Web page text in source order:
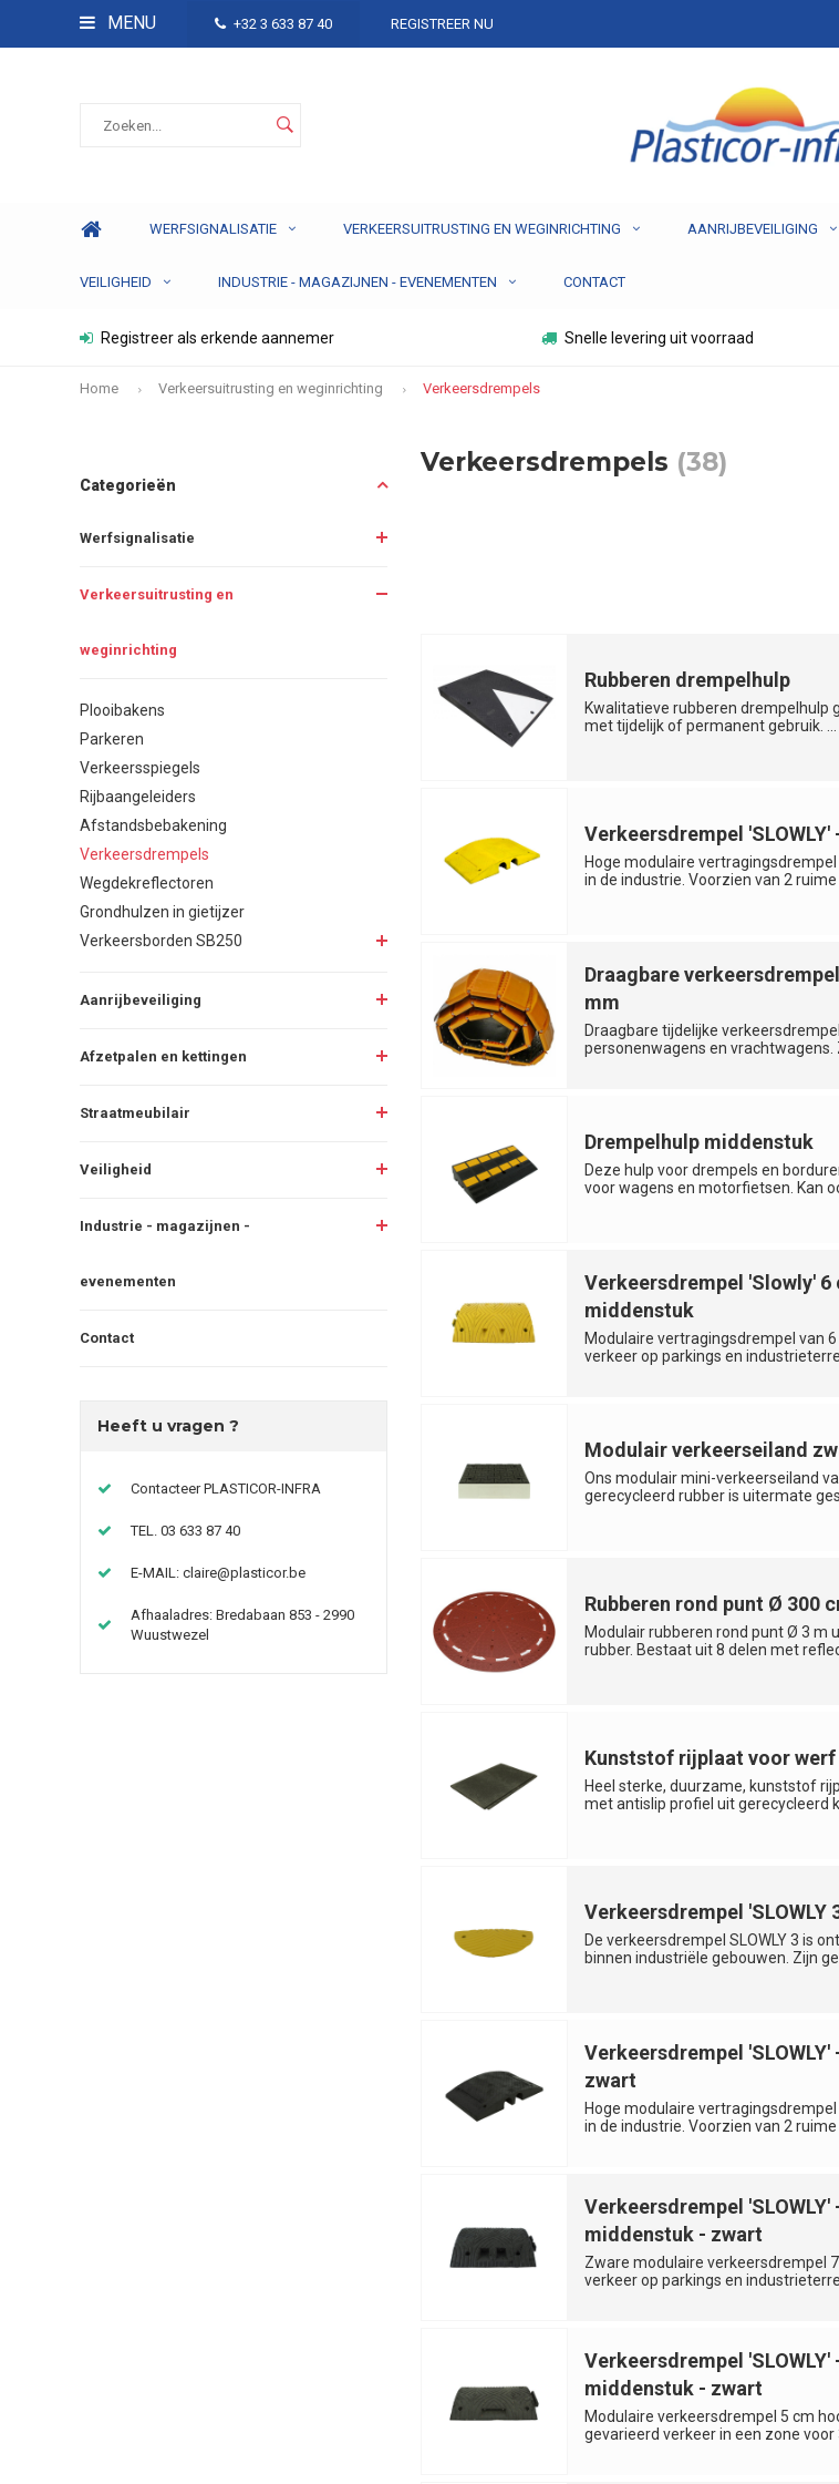
MENU +32 3 633 87 40 REGISTREER NU
WERFSIGNALISATIE VERKEERSUITRUSTING EN WEGINRICHTING AANRIJBEVEILIGING
VEILIGHEID INDUSTRIE - MAGAZIJNEN - EVENEMENTEN CONTACT
Registreer als erkende aannemer Snelle levering uit voorraad
Home Verkeersuitrusting en weginrichting Verkeersdrempels
Categorieën
Werfsignalisatie
Verkeersuitrusting en
weginrichting
Plooibakens
Parkeren
Verkeersspiegels
Rijbaangeleiders
Afstandsbebakening
Verkeersdrempels
Wegdekreflectoren
Grondhulzen in gietijzer
Verkeersborden SB250
Aanrijbeveiliging
Afzetpalen en kettingen
Straatmeubilair
Veiligheid
Industrie - magazijnen -
evenementen
Contact
Heeft u vragen ?
Contacteer PLASTICOR-INFRA
TEL. 03 633 87 40
E-MAIL: claire@plasticor.be
Afhaaladres: Bredabaan 853 - 2990
Wuustwezel
Verkeersdrempels (38)
Rubberen drempelhulp
Kwalitatieve rubberen drempelhulp
met tijdelijk of permanent gebruik. ...
Verkeersdrempel 'SLOWLY'
Hoge modulaire
in de industrie. Voorzien van 2 ruime
Draagbare
mm
Draagbare tijdelijke
personenwagens en vrachtwagens.
Drempelhulp middenstuk
Deze hulp voor drempels en
voor wagens en motorfietsen. Kan
Verkeersdrempel 'Slowly' 6
middenstuk
Modulaire vertragingsdrempel van
verkeer op parkings en
Modulair verkeerseiland
Ons modulair mini-verkeerseiland
gerecycleerd rubber is uitermate
Rubberen rond punt Ø 300
Modulair rubberen rond punt Ø 3 m
rubber. Bestaat uit 8 delen met
Kunststof rijplaat voor werf
Heel sterke, duurzame, kunststof
met antislip profiel uit gerecycleerd
Verkeersdrempel 'SLOWLY
De verkeersdrempel SLOWLY 3 is
binnen industriële gebouwen. Zijn
Verkeersdrempel 'SLOWLY'
zwart
Hoge modulaire
in de industrie. Voorzien van 2 ruime
Verkeersdrempel 'SLOWLY'
middenstuk - zwart
Zware modulaire verkeersdrempel
verkeer op parkings en
Verkeersdrempel 'SLOWLY'
middenstuk - zwart
Modulaire verkeersdrempel 5 cm
gevarieerd verkeer in een zone voor